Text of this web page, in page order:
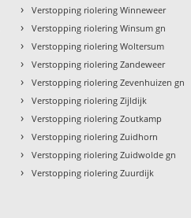
› Verstopping riolering Winneweer
› Verstopping riolering Winsum gn
› Verstopping riolering Woltersum
› Verstopping riolering Zandeweer
› Verstopping riolering Zevenhuizen gn
› Verstopping riolering Zijldijk
› Verstopping riolering Zoutkamp
› Verstopping riolering Zuidhorn
› Verstopping riolering Zuidwolde gn
› Verstopping riolering Zuurdijk